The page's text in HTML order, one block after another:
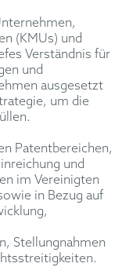
(KMUs) und
Verständnis für
und
ausgesetzt
um die
Patentbereichen,
und
im Vereinigten
in Bezug auf
Stellungnahmen